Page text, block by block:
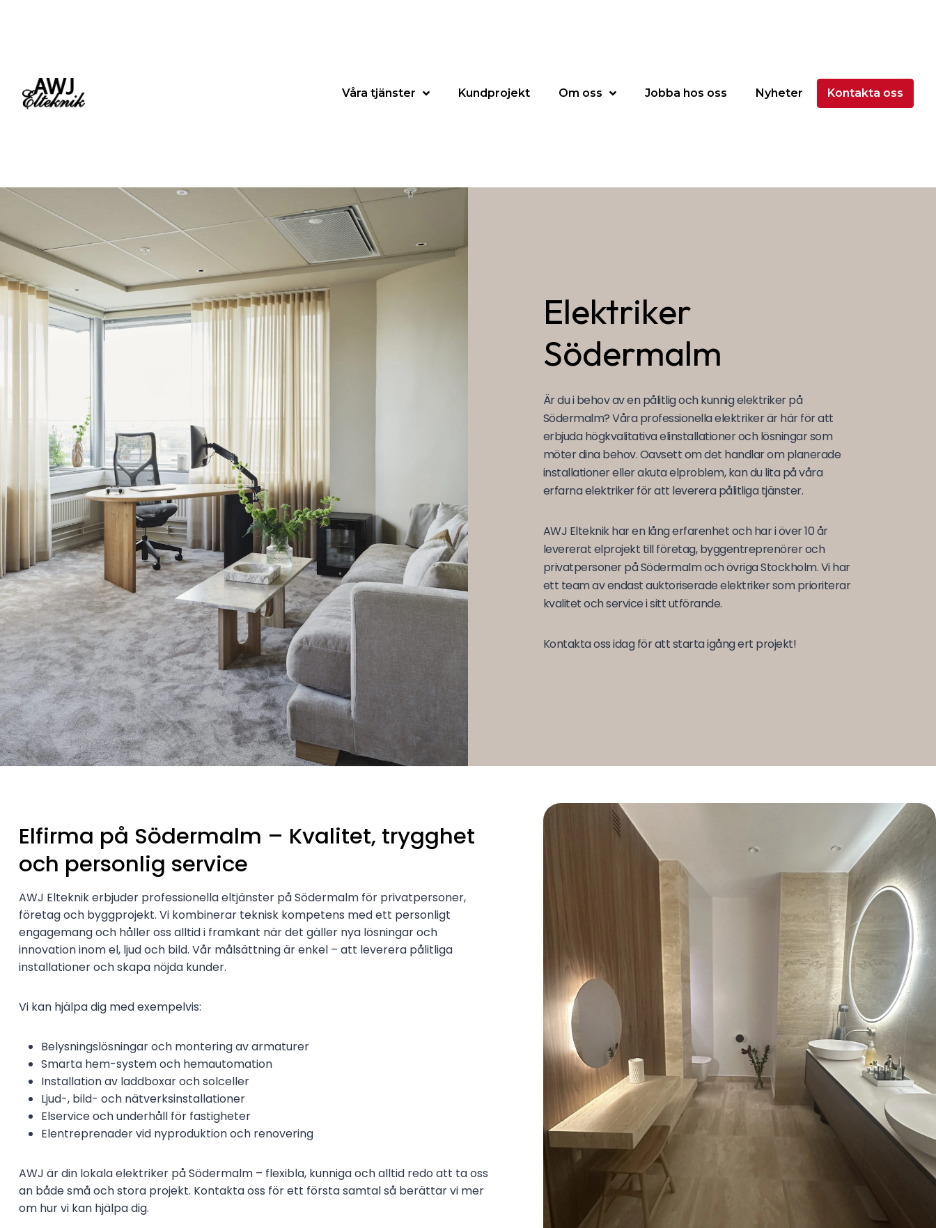
Våra tjänster Kundprojekt Om oss Jobba hos oss Nyheter Kontakta oss
Elektriker
Södermalm
Är du i behov av en pålitlig och kunnig elektriker på
Södermalm? Våra professionella elektriker är här för att
erbjuda högkvalitativa elinstallationer och lösningar som
möter dina behov. Oavsett om det handlar om planerade
installationer eller akuta elproblem, kan du lita på våra
erfarna elektriker för att leverera pålitliga tjänster.
AWJ Elteknik har en lång erfarenhet och har i över 10 år
levererat elprojekt till företag, byggentreprenörer och
privatpersoner på Södermalm och övriga Stockholm. Vi har
ett team av endast auktoriserade elektriker som prioriterar
kvalitet och service i sitt utförande.
Kontakta oss idag för att starta igång ert projekt!
Elfirma på Södermalm – Kvalitet, trygghet
och personlig service
AWJ Elteknik erbjuder professionella eltjänster på Södermalm för privatpersoner,
företag och byggprojekt. Vi kombinerar teknisk kompetens med ett personligt
engagemang och håller oss alltid i framkant när det gäller nya lösningar och
innovation inom el, ljud och bild. Vår målsättning är enkel – att leverera pålitliga
installationer och skapa nöjda kunder.
Vi kan hjälpa dig med exempelvis:
Belysningslösningar och montering av armaturer
Smarta hem-system och hemautomation
Installation av laddboxar och solceller
Ljud-, bild- och nätverksinstallationer
Elservice och underhåll för fastigheter
Elentreprenader vid nyproduktion och renovering
AWJ är din lokala elektriker på Södermalm – flexibla, kunniga och alltid redo att ta oss
an både små och stora projekt. Kontakta oss för ett första samtal så berättar vi mer
om hur vi kan hjälpa dig.